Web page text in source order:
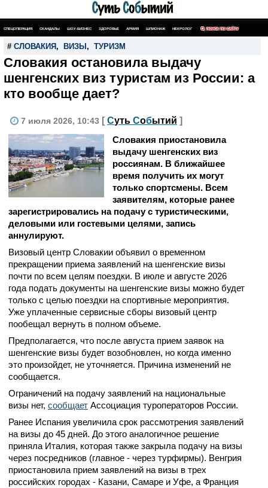
СПЕЦОПЕРАЦИЯ СКАНДАЛЫ ШОУ-БИЗНЕС ЗДОРОВЬЕ АРМИЯ ШПИОНАЖ НЕКРОЛОГ ПОИСК ПО САЙТУ
# СЛОВАКИЯ , ВИЗЫ , ТУРИЗМ
Словакия остановила выдачу
шенгенских виз туристам из России: а
кто вообще дает?
7 июля 2026, 10:43 [ Суть Событий ]
Словакия приостановила
выдачу шенгенских виз
россиянам. В ближайшее
время получить их могут
только спортсмены. Всем
заявителям, которые ранее
зарегистрировались на подачу с туристическими,
деловыми или гостевыми целями, запись
аннулируют.
Визовый центр Словакии объявил о временном
прекращении приема заявлений на шенгенские визы
почти по всем целям поездки. В июле и августе 2026
года подать документы на шенгенские визы можно будет
только с целью поездки на спортивные мероприятия.
Уже уплаченные сервисные сборы визовый центр
пообещал вернуть в полном объеме.
Предполагается, что после августа прием заявок на
шенгенские визы будет возобновлен, но когда именно
это произойдет, не уточняется. Причина изменений не
сообщается.
Ограничений на подачу заявлений на национальные
визы нет, сообщает Ассоциация туроператоров России.
Ранее Испания увеличила срок рассмотрения заявлений
на визы до 45 дней. До этого аналогичное решение
приняла Италия, которая также закрыла подачу на визы
через посредников (главное - через турфирмы). Венгрия
приостановила прием заявлений на визы в трех
российских городах - Казани, Самаре и Уфе, а Франция